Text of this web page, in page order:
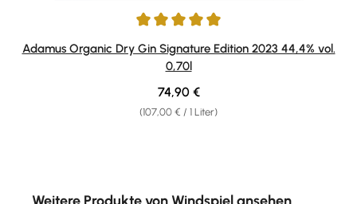
Durchschnittliche Bewertung von 5 von 5 Sternen
Adamus Organic Dry Gin Signature Edition 2023 44,4% vol.
0,70l
(107,00 € / 1 Liter)
Regulärer Preis:
74,90 €
Weitere Produkte von Windspiel ansehen